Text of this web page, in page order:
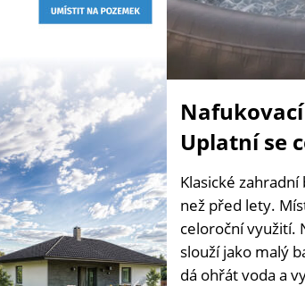
Uplatní se
Klasické
než před lety.
celoroční využití.
slouží jako malý
dá ohřát voda a